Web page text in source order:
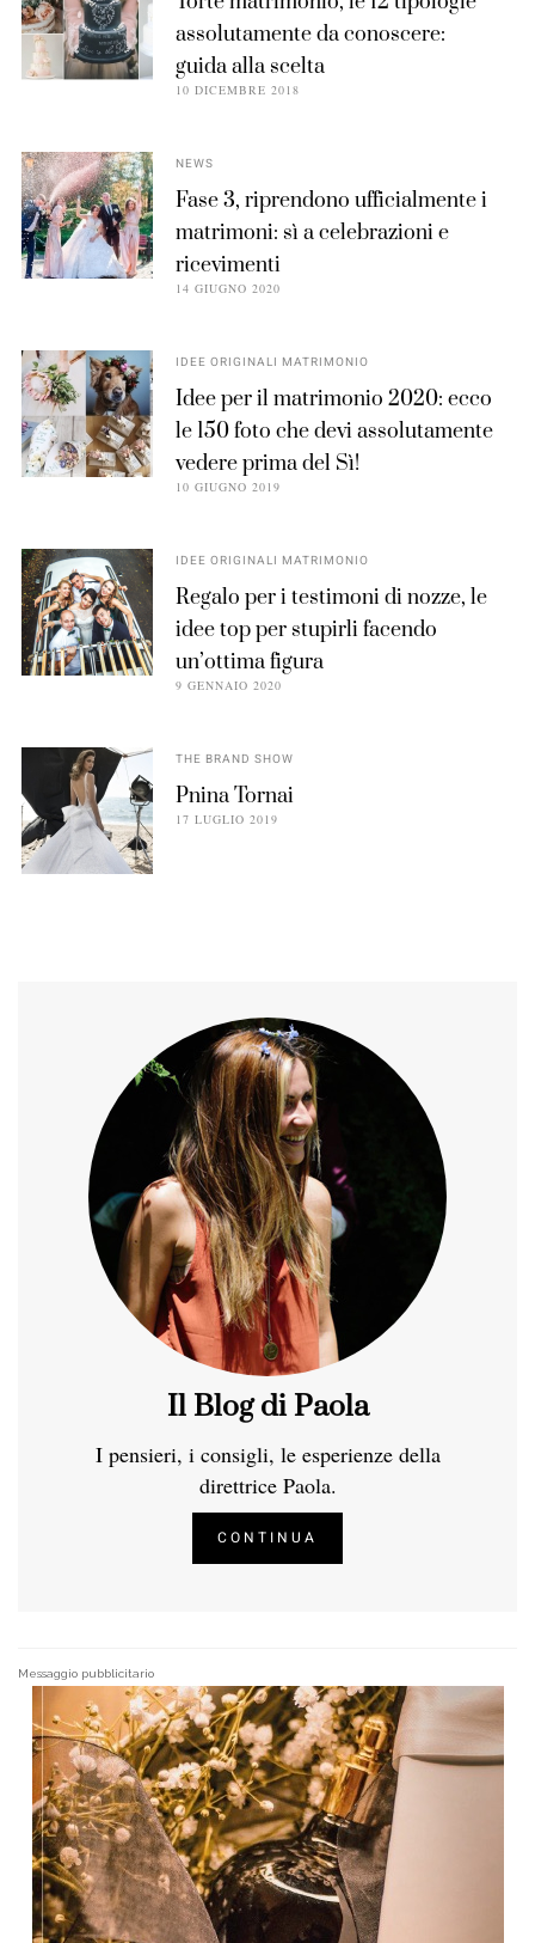
assolutamente da conoscere:
guida alla scelta
10 DICEMBRE 2018
NEWS
Fase 3, riprendono ufficialmente i
matrimoni: sì a celebrazioni e
ricevimenti
14 GIUGNO 2020
IDEE ORIGINALI MATRIMONIO
Idee per il matrimonio 2020: ecco
le 150 foto che devi assolutamente
vedere prima del Sì!
10 GIUGNO 2019
IDEE ORIGINALI MATRIMONIO
Regalo per i testimoni di nozze, le
idee top per stupirli facendo
un’ottima figura
9 GENNAIO 2020
THE BRAND SHOW
Pnina Tornai
17 LUGLIO 2019
Il Blog di Paola
I pensieri, i consigli, le esperienze della
direttrice Paola.
CONTINUA
Messaggio pubblicitario